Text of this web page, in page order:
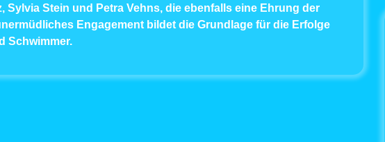
Sylvia Stein und Petra Vehns, die ebenfalls eine Ehrung der
Engagement bildet die Grundlage für die Erfolge
Schwimmer.